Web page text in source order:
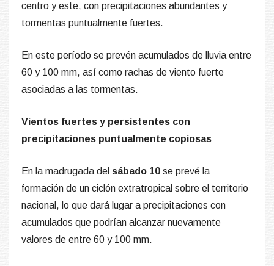
centro y este, con precipitaciones abundantes y
tormentas puntualmente fuertes.
En este período se prevén acumulados de lluvia entre
60 y 100 mm, así como rachas de viento fuerte
asociadas a las tormentas.
Vientos fuertes y persistentes con
precipitaciones puntualmente copiosas
En la madrugada del sábado 10 se prevé la
formación de un ciclón extratropical sobre el territorio
nacional, lo que dará lugar a precipitaciones con
acumulados que podrían alcanzar nuevamente
valores de entre 60 y 100 mm.